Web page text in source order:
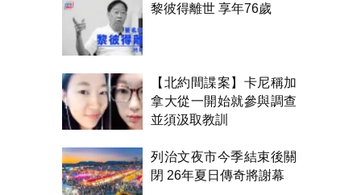
黎彼得離世 享年76歲
【北約間諜案】卡尼稱加
拿大從一開始就參與調查
並須汲取教訓
列治文夜市今季結束後關
閉 26年夏日傳奇將謝幕